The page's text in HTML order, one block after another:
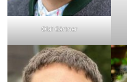
Olaf Gärtner